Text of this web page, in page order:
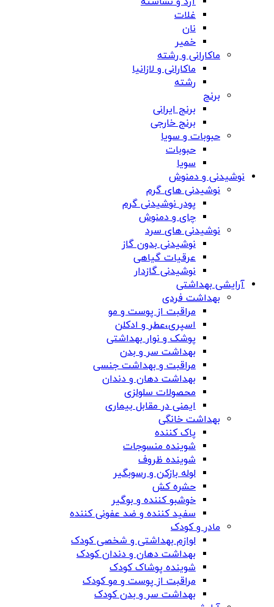
غلات
نان
خمیر
ماکارانی و رشته
ماکارانی و لازانیا
رشته
برنج
برنج ایرانی
برنج خارجی
حبوبات و سویا
حبوبات
سویا
نوشیدنی و دمنوش
نوشیدنی های گرم
پودر نوشیدنی گرم
چای و دمنوش
نوشیدنی های سرد
نوشیدنی بدون گاز
عرقیات گیاهی
نوشیدنی گازدار
آرایشی بهداشتی
بهداشت فردی
مراقبت از پوست و مو
اسپری،عطر و ادکلن
پوشک و نوار بهداشتی
بهداشت سر و بدن
مراقبت و بهداشت جنسی
بهداشت دهان و دندان
محصولات سلولزی
ایمنی در مقابل بیماری
بهداشت خانگی
پاک کننده
شوینده منسوجات
شوینده ظروف
لوله بازکن و رسوبگیر
حشره کش
خوشبو کننده و بوگیر
سفید کننده و ضد عفونی کننده
مادر و کودک
لوازم بهداشتی و شخصی کودک
بهداشت دهان و دندان کودک
شوینده پوشاک کودک
مراقبت از پوست و مو کودک
بهداشت سر و بدن کودک